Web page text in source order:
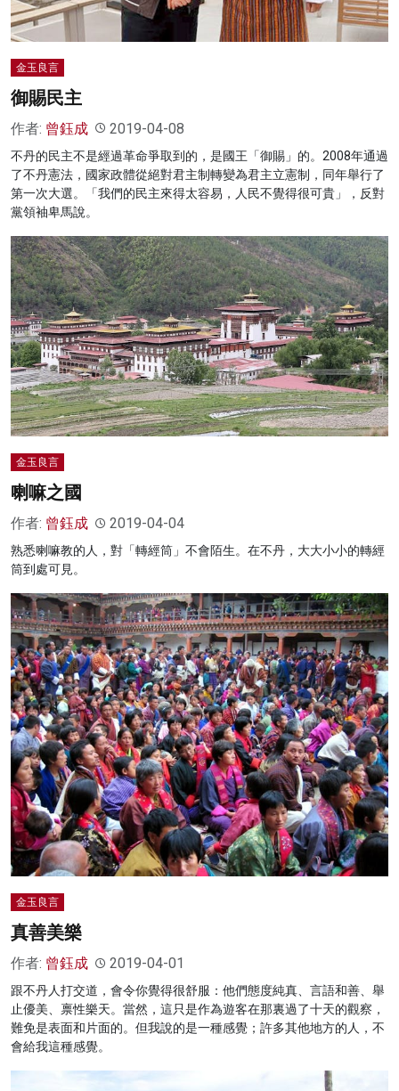
金玉良言
御賜民主
作者: 曾鈺成 2019-04-08
不丹的民主不是經過革命爭取到的，是國王「御賜」的。2008年通過
了不丹憲法，國家政體從絕對君主制轉變為君主立憲制，同年舉行了
第一次大選。「我們的民主來得太容易，人民不覺得很可貴」，反對
黨領袖卑馬說。
金玉良言
喇嘛之國
作者: 曾鈺成 2019-04-04
熟悉喇嘛教的人，對「轉經筒」不會陌生。在不丹，大大小小的轉經
筒到處可見。
金玉良言
真善美樂
作者: 曾鈺成 2019-04-01
跟不丹人打交道，會令你覺得很舒服：他們態度純真、言語和善、舉
止優美、禀性樂天。當然，這只是作為遊客在那裏過了十天的觀察，
難免是表面和片面的。但我說的是一種感覺；許多其他地方的人，不
會給我這種感覺。